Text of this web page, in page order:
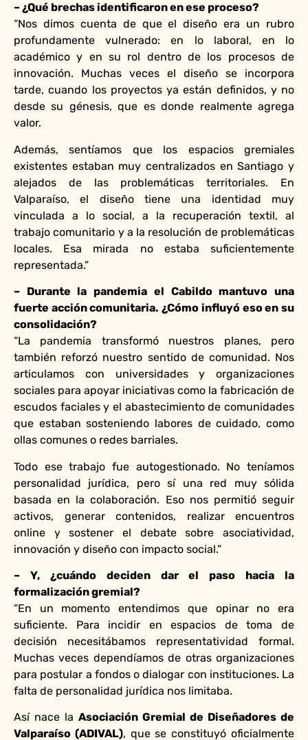
– ¿Qué brechas identificaron en ese proceso?
“Nos dimos cuenta de que el diseño era un rubro
profundamente vulnerado: en lo laboral, en lo
académico y en su rol dentro de los procesos de
innovación. Muchas veces el diseño se incorpora
tarde, cuando los proyectos ya están definidos, y no
desde su génesis, que es donde realmente agrega
valor.
Además, sentíamos que los espacios gremiales
existentes estaban muy centralizados en Santiago y
alejados de las problemáticas territoriales. En
Valparaíso, el diseño tiene una identidad muy
vinculada a lo social, a la recuperación textil, al
trabajo comunitario y a la resolución de problemáticas
locales. Esa mirada no estaba suficientemente
representada.”
– Durante la pandemia el Cabildo mantuvo una
fuerte acción comunitaria. ¿Cómo influyó eso en su
consolidación?
“La pandemia transformó nuestros planes, pero
también reforzó nuestro sentido de comunidad. Nos
articulamos con universidades y organizaciones
sociales para apoyar iniciativas como la fabricación de
escudos faciales y el abastecimiento de comunidades
que estaban sosteniendo labores de cuidado, como
ollas comunes o redes barriales.
Todo ese trabajo fue autogestionado. No teníamos
personalidad jurídica, pero sí una red muy sólida
basada en la colaboración. Eso nos permitió seguir
activos, generar contenidos, realizar encuentros
online y sostener el debate sobre asociatividad,
innovación y diseño con impacto social.”
– Y, ¿cuándo deciden dar el paso hacia la
formalización gremial?
“En un momento entendimos que opinar no era
suficiente. Para incidir en espacios de toma de
decisión necesitábamos representatividad formal.
Muchas veces dependíamos de otras organizaciones
para postular a fondos o dialogar con instituciones. La
falta de personalidad jurídica nos limitaba.
Así nace la Asociación Gremial de Diseñadores de
Valparaíso (ADIVAL), que se constituyó oficialmente